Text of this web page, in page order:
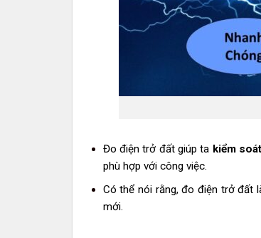
Đo điện trở đất giúp ta kiểm
phù hợp với công việc.
Có thể nói rằng, đo điện trở đất
mới.